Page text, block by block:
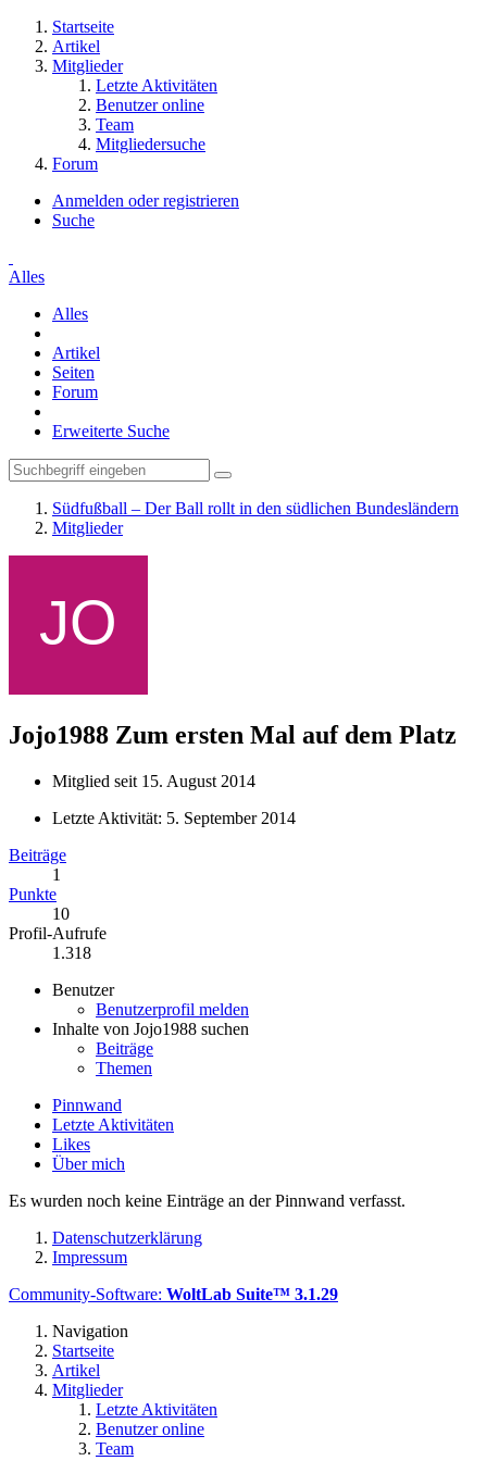
Startseite
Artikel
Mitglieder
Letzte Aktivitäten
Benutzer online
Team
Mitgliedersuche
Forum
Anmelden oder registrieren
Suche
Alles
Alles
Artikel
Seiten
Forum
Erweiterte Suche
Südfußball – Der Ball rollt in den südlichen Bundesländern
Mitglieder
Jojo1988 Zum ersten Mal auf dem Platz
Mitglied seit 15. August 2014
Letzte Aktivität: 5. September 2014
Beiträge
1
Punkte
10
Profil-Aufrufe
1.318
Benutzer
Benutzerprofil melden
Inhalte von Jojo1988 suchen
Beiträge
Themen
Pinnwand
Letzte Aktivitäten
Likes
Über mich
Es wurden noch keine Einträge an der Pinnwand verfasst.
Datenschutzerklärung
Impressum
Community-Software: WoltLab Suite™ 3.1.29
Navigation
Startseite
Artikel
Mitglieder
Letzte Aktivitäten
Benutzer online
Team